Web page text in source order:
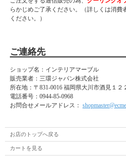
らかじめご了承ください。（詳しくは消費
ください。）
ご連絡先
ショップ名：インテリアマーブル
販売業者：三環ジャパン株式会社
所在地： 〒831-0016 福岡県大川市酒見１２
電話番号： 0944-85-0968
お問合せメールアドレス：
お店のトップへ戻る
カートを見る